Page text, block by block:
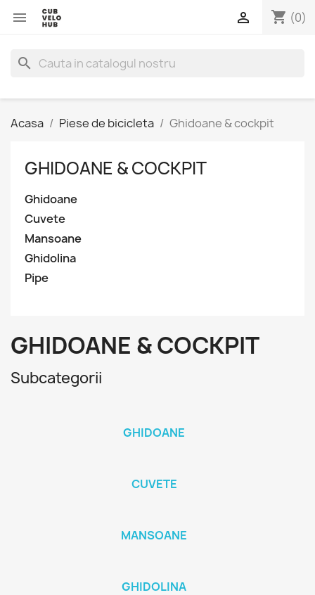
 shopping_cart (0)

search
Acasa Piese de bicicleta Ghidoane & cockpit
GHIDOANE & COCKPIT
Ghidoane
Cuvete
Mansoane
Ghidolina
Pipe
GHIDOANE & COCKPIT
Subcategorii
GHIDOANE
CUVETE
MANSOANE
GHIDOLINA